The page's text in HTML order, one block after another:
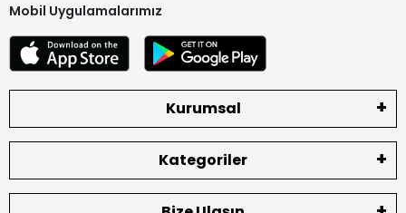
Mobil Uygulamalarımız
Kurumsal
Kategoriler